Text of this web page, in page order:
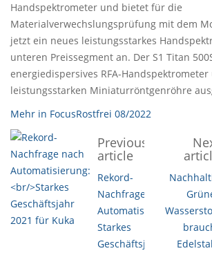
Handspektrometer und bietet für die
Materialverwechslungsprüfung mit dem
jetzt ein neues leistungsstarkes
unteren Preissegment an. Der S1 Titan
energiedispersives RFA-
leistungsstarken Miniaturröntgenröhre
Mehr in FocusRostfrei 08/2022
Previous
article
Rekord-
Nachfrage nach
Automatisierung:
Starkes
Geschäftsjahr